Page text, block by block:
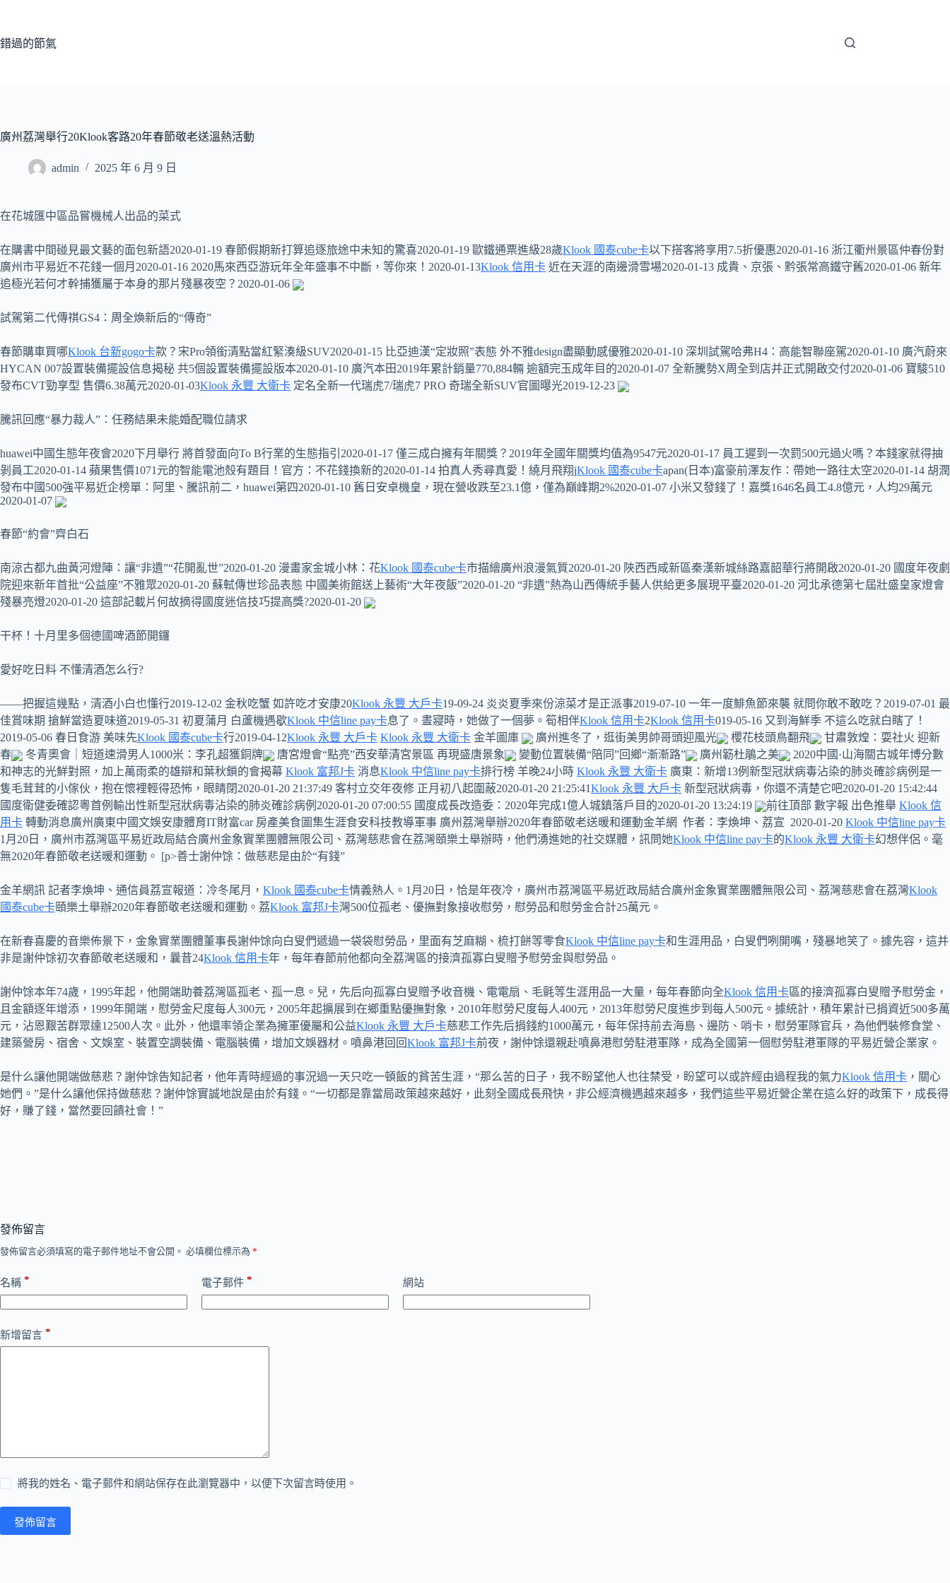
主
錯過的節氣
廣州荔灣舉行20Klook客路20年春節敬老送溫熱活動
admin 2025 年 6 月 9 日
在花城匯中區品嘗機械人出品的菜式
在購書中間碰見最文藝的面包新語2020-01-19 春節假期新打算追逐旅途中未知的驚喜2020-01-19 歐鐵通票進級28歲Klook 國泰cube卡以下搭客將享用7.5折優惠2020-01-16 浙江衢州景區仲春份對
廣州市平易近不花錢一個月2020-01-16 2020馬來西亞游玩年全年盛事不中斷，等你來！2020-01-13Klook 信用卡 近在天涯的南邊滑雪場2020-01-13 成貴、京張、黔張常高鐵守舊2020-01-06 新年
追極光若何才幹捕獲屬于本身的那片殘暴夜空？2020-01-06
試駕第二代傳祺GS4：周全煥新后的“傳奇”
春節購車買哪Klook 台新gogo卡款？宋Pro領銜清點當紅緊湊級SUV2020-01-15 比亞迪漢“定妝照”表態 外不雅design盡顯動感優雅2020-01-10 深圳試駕哈弗H4：高能智聯座駕2020-01-10 廣汽蔚來
HYCAN 007設置裝備擺設信息揭秘 共5個設置裝備擺設版本2020-01-10 廣汽本田2019年累計銷量770,884輛 逾額完玉成年目的2020-01-07 全新騰勢X周全到店并正式開啟交付2020-01-06 寶駿510
發布CVT勁享型 售價6.38萬元2020-01-03Klook 永豐 大衛卡 ​定名全新一代瑞虎7/瑞虎7 PRO 奇瑞全新SUV官圖曝光2019-12-23
騰訊回應“暴力裁人”：任務結果未能婚配職位請求
huawei中國生態年夜會2020下月舉行 將首發面向To B行業的生態指引2020-01-17 僅三成白擁有年關獎？2019年全國年關獎均值為9547元2020-01-17 員工遲到一次罰500元過火嗎？本錢家就得抽
剝員工2020-01-14 蘋果售價1071元的智能電池殼有題目！官方：不花錢換新的2020-01-14 拍真人秀尋真愛！繞月飛翔jKlook 國泰cube卡apan(日本)富豪前澤友作：帶她一路往太空2020-01-14 胡潤
發布中國500強平易近企榜單：阿里、騰訊前二，huawei第四2020-01-10 舊日安卓機皇，現在營收跌至23.1億，僅為巔峰期2%2020-01-07 小米又發錢了！嘉獎1646名員工4.8億元，人均29萬元
2020-01-07
春節“約會”齊白石
南涼古都九曲黃河燈陣：讓“非遺”“花開亂世”2020-01-20 漫畫家金城小林：花Klook 國泰cube卡市描繪廣州浪漫氣質2020-01-20 陜西西咸新區秦漢新城絲路嘉韶華行將開啟2020-01-20 國度年夜劇
院迎來新年首批“公益座”不雅眾2020-01-20 蘇軾傳世珍品表態 中國美術館送上藝術“大年夜飯”2020-01-20 “非遺”熱為山西傳統手藝人供給更多展現平臺2020-01-20 河北承德第七屆壯盛皇家燈會
殘暴亮燈2020-01-20 這部記載片何故摘得國度迷信技巧提高獎?2020-01-20
干杯！十月里多個德國啤酒節開鑼
愛好吃日料 不懂清酒怎么行?
——把握這幾點，清酒小白也懂行2019-12-02 金秋吃蟹 如許吃才安康20Klook 永豐 大戶卡19-09-24 炎炎夏季來份涼菜才是正派事2019-07-10 一年一度鯡魚節來襲 就問你敢不敢吃？2019-07-01 最
佳賞味期 搶鮮當造夏味道2019-05-31 初夏蒲月 白蘆機遇歇Klook 中信line pay卡息了。晝寢時，她做了一個夢。筍相伴Klook 信用卡2Klook 信用卡019-05-16 又到海鮮季 不這么吃就白瞎了！
2019-05-06 春日食游 美味先Klook 國泰cube卡行2019-04-12Klook 永豐 大戶卡 Klook 永豐 大衛卡 金羊圖庫 廣州進冬了，逛街美男帥哥頭迎風光 櫻花枝頭鳥翻飛
甘肅敦煌：耍社火 迎新
春
冬青奧會｜短道速滑男人1000米：李孔超獲銅牌 唐宮燈會“點亮”西安華清宮景區 再現盛唐景象 變動位置裝備“陪同”回鄉“漸漸路” 廣州簕杜鵑之美
2020中國·山海關古城年博分數
和神志的光鮮對照，加上萬雨柔的雄辯和葉秋鎖的會揭幕 Klook 富邦J卡 消息Klook 中信line pay卡排行榜 羊晚24小時 Klook 永豐 大衛卡 廣東：新增13例新型冠狀病毒沾染的肺炎確診病例是一
隻毛茸茸的小傢伙，抱在懷裡輕得恐怖，眼睛閉2020-01-20 21:37:49 客村立交年夜修 正月初八起圍蔽2020-01-20 21:25:41Klook 永豐 大戶卡 新型冠狀病毒，你還不清楚它吧2020-01-20 15:42:44
國度衛健委確認粵首例輸出性新型冠狀病毒沾染的肺炎確診病例2020-01-20 07:00:55 國度成長改造委：2020年完成1億人城鎮落戶目的2020-01-20 13:24:19
前往頂部 數字報 出色推舉 Klook 信
用卡 轉動消息廣州廣東中國文娛安康體育IT財富car 房產美食圖集生涯食安科技教導軍事 廣州荔灣舉辦2020年春節敬老送暖和運動金羊網 作者：李煥坤、荔宣 2020-01-20 Klook 中信line pay卡
1月20日，廣州市荔灣區平易近政局結合廣州金象實業團體無限公司、荔灣慈悲會在荔灣頤樂土舉辦時，他們湧進她的社交媒體，訊問她Klook 中信line pay卡的Klook 永豐 大衛卡幻想伴侶。毫
無2020年春節敬老送暖和運動。 [p>善士謝仲馀：做慈悲是由於“有錢”
金羊網訊 記者李煥坤、通信員荔宣報道：冷冬尾月， Klook 國泰cube卡情義熱人。1月20日，恰是年夜冷，廣州市荔灣區平易近政局結合廣州金象實業團體無限公司、荔灣慈悲會在荔灣Klook
國泰cube卡頤樂土舉辦2020年春節敬老送暖和運動。荔Klook 富邦J卡灣500位孤老、優撫對象接收慰勞，慰勞品和慰勞金合計25萬元。
在新春喜慶的音樂佈景下，金象實業團體董事長謝仲馀向白叟們遞過一袋袋慰勞品，里面有芝麻糊、梳打餅等零食Klook 中信line pay卡和生涯用品，白叟們咧開嘴，殘暴地笑了。據先容，這并
非是謝仲馀初次春節敬老送暖和，曩昔24Klook 信用卡年，每年春節前他都向全荔灣區的接濟孤寡白叟贈予慰勞金與慰勞品。
謝仲馀本年74歲，1995年起，他開端助養荔灣區孤老、孤一息。兒，先后向孤寡白叟贈予收音機、電電扇、毛氈等生涯用品一大量，每年春節向全Klook 信用卡區的接濟孤寡白叟贈予慰勞金，
且金額逐年增添，1999年開端，慰勞金尺度每人300元，2005年起擴展到在鄉重點優撫對象，2010年慰勞尺度每人400元，2013年慰勞尺度進步到每人500元。據統計，積年累計已捐資近500多萬
元，沾恩艱苦群眾達12500人次。此外，他還率領企業為擁軍優屬和公益Klook 永豐 大戶卡慈悲工作先后捐錢約1000萬元，每年保持前去海島、邊防、哨卡，慰勞軍隊官兵，為他們裝修食堂、
建築營房、宿舍、文娛室、裝置空調裝備、電腦裝備，增加文娛器材。噴鼻港回回Klook 富邦J卡前夜，謝仲馀還親赴噴鼻港慰勞駐港軍隊，成為全國第一個慰勞駐港軍隊的平易近營企業家。
是什么讓他開端做慈悲？謝仲馀告知記者，他年青時經過的事況過一天只吃一頓飯的貧苦生涯，“那么苦的日子，我不盼望他人也往禁受，盼望可以或許經由過程我的氣力Klook 信用卡 ，關心
她們。”是什么讓他保持做慈悲？謝仲馀實誠地說是由於有錢。“一切都是靠當局政策越來越好，此刻全國成長飛快，非公經濟機遇越來越多，我們這些平易近營企業在這么好的政策下，成長得
好，賺了錢，當然要回饋社會！”
發佈留言
發佈留言必須填寫的電子郵件地址不會公開。 必填欄位標示為 *
名稱 * 電子郵件 * 網站
新增留言 *
將我的姓名、電子郵件和網站保存在此瀏覽器中，以便下次留言時使用。
發佈留言